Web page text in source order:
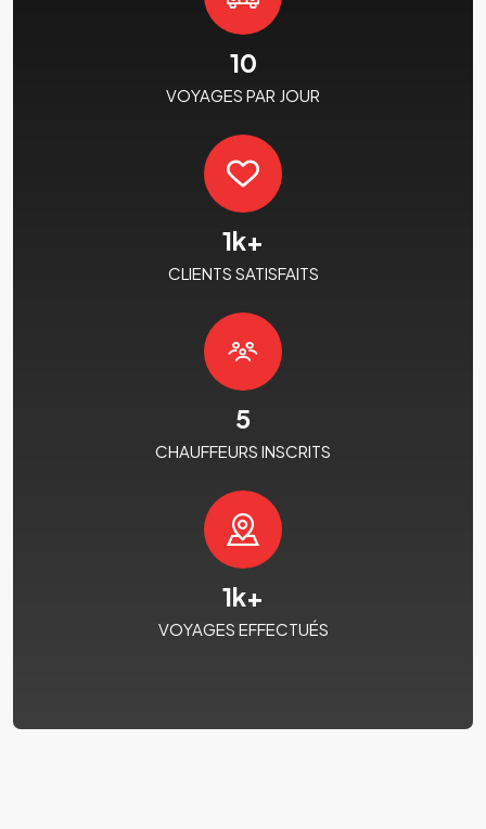
10
VOYAGES PAR JOUR
1k+
CLIENTS SATISFAITS
5
CHAUFFEURS INSCRITS
1k+
VOYAGES EFFECTUÉS